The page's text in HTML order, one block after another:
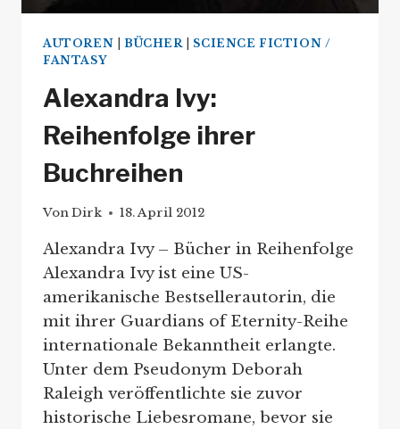
AUTOREN BÜCHER
SCIENCE FICTION /
FANTASY
Alexandra Ivy:
Reihenfolge ihrer
Buchreihen
VonDirk 18. April 2012
Alexandra Ivy – Bücher in Reihenfolge
Alexandra Ivy ist eine US-
amerikanische Bestsellerautorin, die
mit ihrer Guardians of Eternity-Reihe
internationale Bekanntheit erlangte.
Unter dem Pseudonym Deborah
Raleigh veröffentlichte sie zuvor
historische Liebesromane, bevor sie